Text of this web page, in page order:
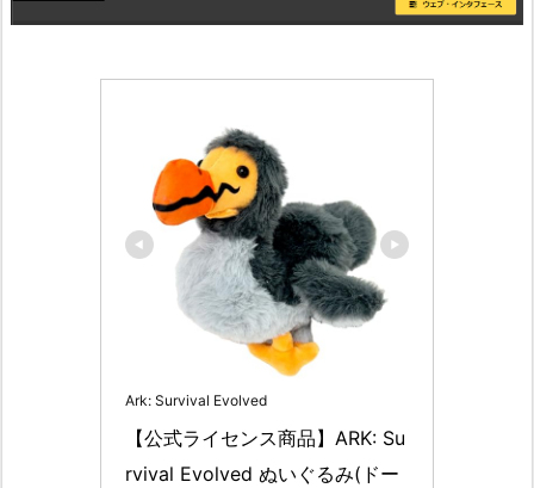
Ark: Survival Evolved
【公式ライセンス商品】ARK: Su
rvival Evolved ぬいぐるみ(ドー